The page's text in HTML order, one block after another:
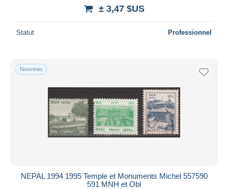
± 3,47 $US
Statut Professionnel
Nouveau
NEPAL 1994 1995 Temple et Monuments Michel 557590
591 MNH et Obl